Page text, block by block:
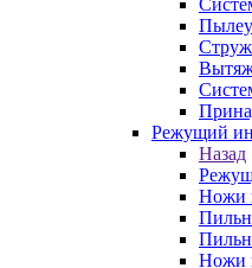
Режущий
Назад
Ножи
Ножи